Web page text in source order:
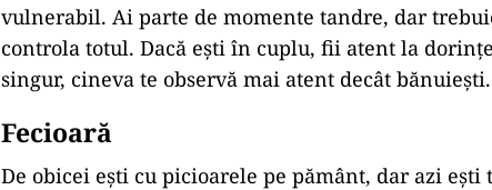
vulnerabil. Ai parte de momente tandre, dar
controla totul. Dacă ești în cuplu, fii atent la
singur, cineva te observă mai atent decât bănuiești.
Fecioară
De obicei ești cu picioarele pe pământ, dar azi ești